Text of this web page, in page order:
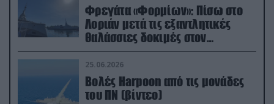
Φρεγάτα «Φορμίων»: Πίσω στο
Λοριάν μετά τις εξαντλητικές
θαλάσσιες δοκιμές στον
απαιτητικό Βισκαϊκό
25.06.2026
Βολές Harpoon από τις μονάδες
του ΠΝ (βίντεο)